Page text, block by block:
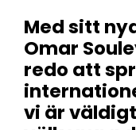
Med sitt
Omar
redo att
vi är